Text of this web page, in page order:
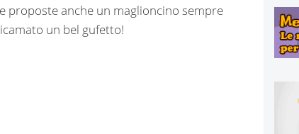
proposte anche un maglioncino sempre
un bel gufetto!